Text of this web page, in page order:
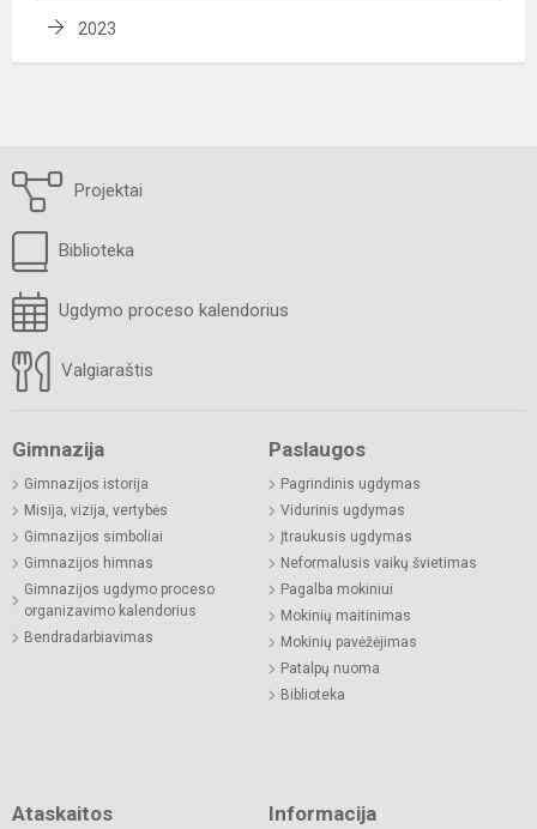
2023
Projektai
Biblioteka
Ugdymo proceso kalendorius
Valgiaraštis
Gimnazija
Gimnazijos istorija
Misija, vizija, vertybės
Gimnazijos simboliai
Gimnazijos himnas
Gimnazijos ugdymo proceso
organizavimo kalendorius
Bendradarbiavimas
Paslaugos
Pagrindinis ugdymas
Vidurinis ugdymas
Įtraukusis ugdymas
Neformalusis vaikų švietimas
Pagalba mokiniui
Mokinių maitinimas
Mokinių pavėžėjimas
Patalpų nuoma
Biblioteka
Ataskaitos Informacija